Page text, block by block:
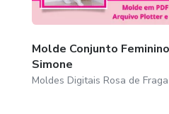
Molde Conjunto Feminino
Simone
Moldes Digitais Rosa de Fraga